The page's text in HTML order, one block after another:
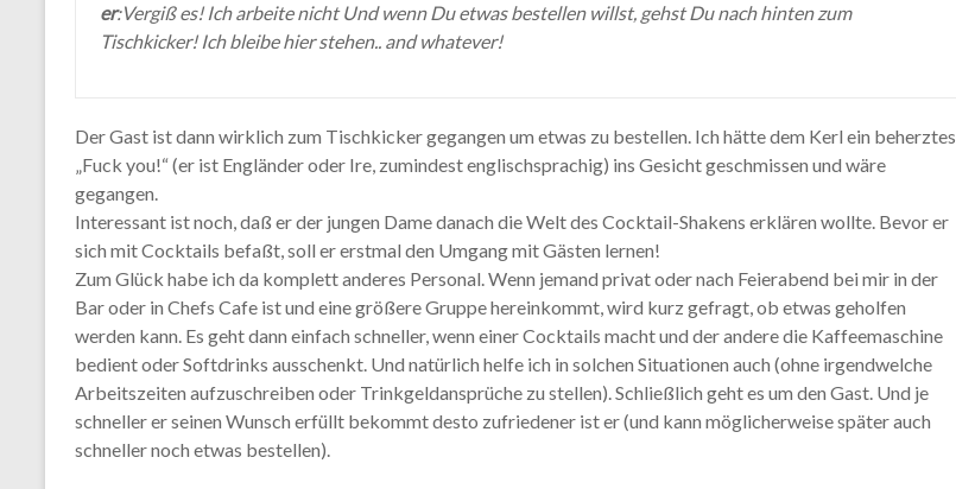
er:Vergiß es! Ich arbeite nicht Und wenn Du etwas bestellen willst, gehst Du nach hinten zum
Tischkicker! Ich bleibe hier stehen.. and whatever!
Der Gast ist dann wirklich zum Tischkicker gegangen um etwas zu bestellen. Ich hätte dem Kerl ein beherztes
„Fuck you!“ (er ist Engländer oder Ire, zumindest englischsprachig) ins Gesicht geschmissen und wäre
gegangen.
Interessant ist noch, daß er der jungen Dame danach die Welt des Cocktail-Shakens erklären wollte. Bevor er
sich mit Cocktails befaßt, soll er erstmal den Umgang mit Gästen lernen!
Zum Glück habe ich da komplett anderes Personal. Wenn jemand privat oder nach Feierabend bei mir in der
Bar oder in Chefs Cafe ist und eine größere Gruppe hereinkommt, wird kurz gefragt, ob etwas geholfen
werden kann. Es geht dann einfach schneller, wenn einer Cocktails macht und der andere die Kaffeemaschine
bedient oder Softdrinks ausschenkt. Und natürlich helfe ich in solchen Situationen auch (ohne irgendwelche
Arbeitszeiten aufzuschreiben oder Trinkgeldansprüche zu stellen). Schließlich geht es um den Gast. Und je
schneller er seinen Wunsch erfüllt bekommt desto zufriedener ist er (und kann möglicherweise später auch
schneller noch etwas bestellen).